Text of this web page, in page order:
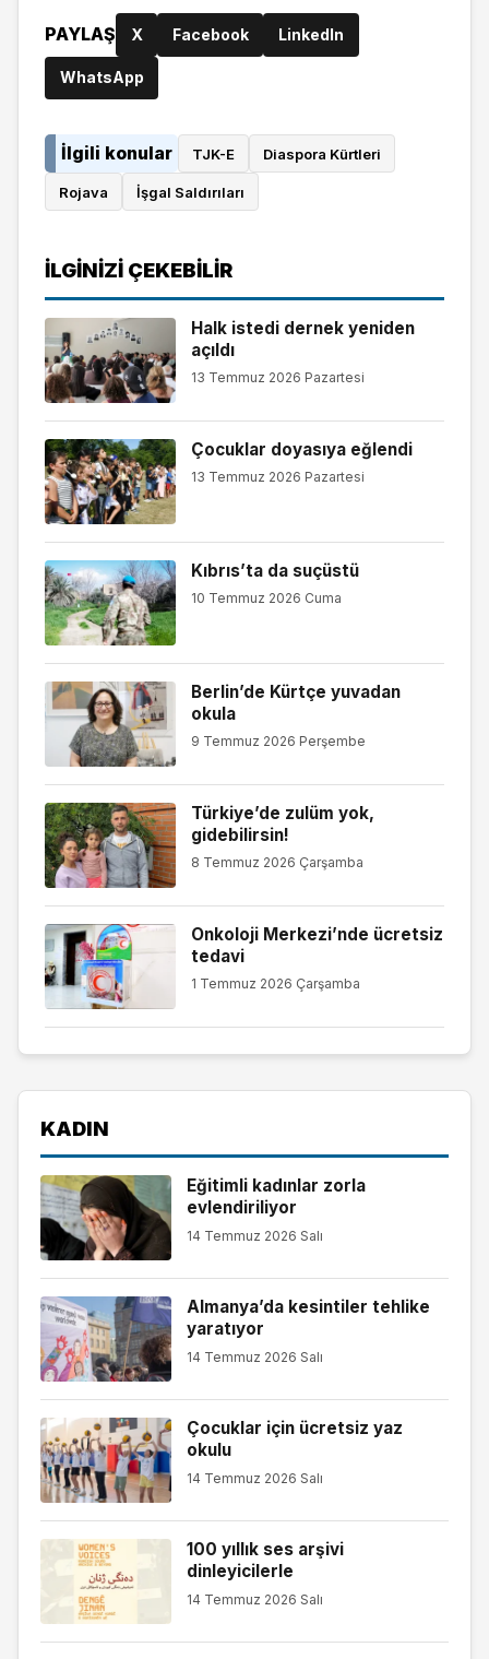
PAYLAŞ X Facebook LinkedIn
WhatsApp
İlgili konular TJK-E Diaspora Kürtleri
Rojava İşgal Saldırıları
İLGINIZI ÇEKEBILIR
Halk istedi dernek yeniden
açıldı
13 Temmuz 2026 Pazartesi
Çocuklar doyasıya eğlendi
13 Temmuz 2026 Pazartesi
Kıbrıs’ta da suçüstü
10 Temmuz 2026 Cuma
Berlin’de Kürtçe yuvadan
okula
9 Temmuz 2026 Perşembe
Türkiye’de zulüm yok,
gidebilirsin!
8 Temmuz 2026 Çarşamba
Onkoloji Merkezi’nde ücretsiz
tedavi
1 Temmuz 2026 Çarşamba
KADIN
Eğitimli kadınlar zorla
evlendiriliyor
14 Temmuz 2026 Salı
Almanya’da kesintiler tehlike
yaratıyor
14 Temmuz 2026 Salı
Çocuklar için ücretsiz yaz
okulu
14 Temmuz 2026 Salı
100 yıllık ses arşivi
dinleyicilerle
14 Temmuz 2026 Salı